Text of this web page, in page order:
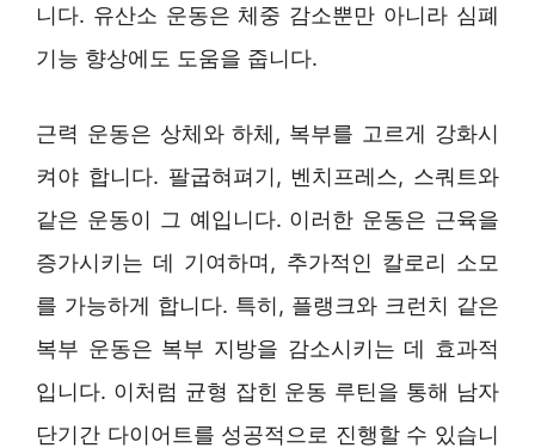
니다. 유산소 운동은 체중 감소뿐만 아니라 심폐
기능 향상에도 도움을 줍니다.
근력 운동은 상체와 하체, 복부를 고르게 강화시
켜야 합니다. 팔굽혀펴기, 벤치프레스, 스쿼트와
같은 운동이 그 예입니다. 이러한 운동은 근육을
증가시키는 데 기여하며, 추가적인 칼로리 소모
를 가능하게 합니다. 특히, 플랭크와 크런치 같은
복부 운동은 복부 지방을 감소시키는 데 효과적
입니다. 이처럼 균형 잡힌 운동 루틴을 통해 남자
단기간 다이어트를 성공적으로 진행할 수 있습니